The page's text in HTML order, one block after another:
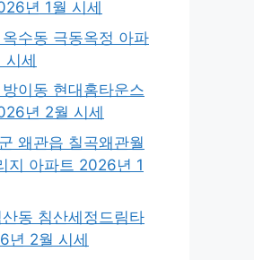
년 1월 시세
수동 극동옥정 아파
시세
이동 현대홈타운스
년 2월 시세
왜관읍 칠곡왜관월
지 아파트 2026년 1
동 침산세정드림타
년 2월 시세